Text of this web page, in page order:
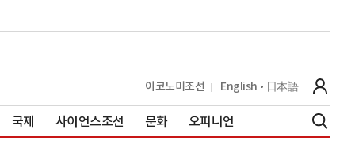
이코노미조선 English 日本語
국제 사이언스조선 문화 오피니언